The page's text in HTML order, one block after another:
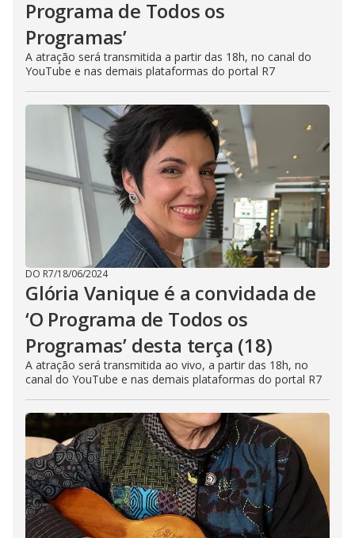
Programa de Todos os
Programas’
A atração será transmitida a partir das 18h, no canal do
YouTube e nas demais plataformas do portal R7
DO R7/18/06/2024
Glória Vanique é a convidada de
‘O Programa de Todos os
Programas’ desta terça (18)
A atração será transmitida ao vivo, a partir das 18h, no
canal do YouTube e nas demais plataformas do portal R7